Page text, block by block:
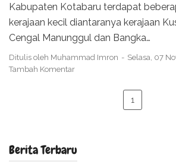
Kabupaten Kotabaru terdapat
kerajaan kecil diantaranya kerajaan
Cengal Manunggul dan Bangka…
Ditulis oleh Muhammad Imron
Selasa, 07
Tambah Komentar
1
Berita Terbaru